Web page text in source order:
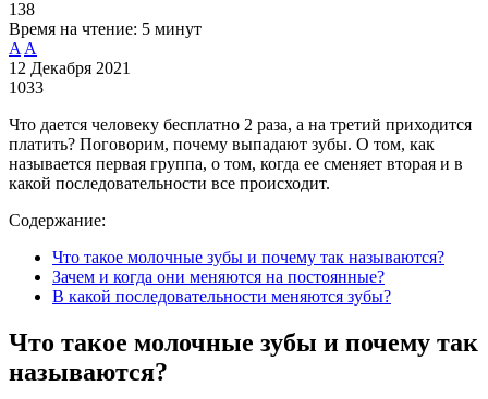
138
Время на чтение: 5 минут
A A
12 Декабря 2021
1033
Что дается человеку бесплатно 2 раза, а на третий приходится
платить? Поговорим, почему выпадают зубы. О том, как
называется первая группа, о том, когда ее сменяет вторая и в
какой последовательности все происходит.
Содержание:
Что такое молочные зубы и почему так называются?
Зачем и когда они меняются на постоянные?
В какой последовательности меняются зубы?
Что такое молочные зубы и почему так
называются?